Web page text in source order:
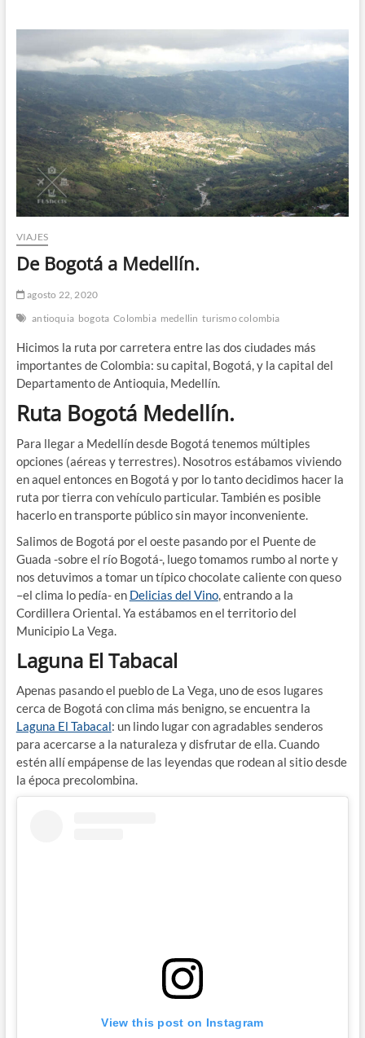
d
n
ú
VIAJES
De Bogotá a Medellín.
agosto 22, 2020
antioquia bogota Colombia medellin turismo colombia
Hicimos la ruta por carretera entre las dos ciudades más
importantes de Colombia: su capital, Bogotá, y la capital del
Departamento de Antioquia, Medellín.
Ruta Bogotá Medellín.
Para llegar a Medellín desde Bogotá tenemos múltiples
opciones (aéreas y terrestres). Nosotros estábamos viviendo
en aquel entonces en Bogotá y por lo tanto decidimos hacer la
ruta por tierra con vehículo particular. También es posible
hacerlo en transporte público sin mayor inconveniente.
Salimos de Bogotá por el oeste pasando por el Puente de
Guada -sobre el río Bogotá-, luego tomamos rumbo al norte y
nos detuvimos a tomar un típico chocolate caliente con queso
–el clima lo pedía- en Delicias del Vino, entrando a la
Cordillera Oriental. Ya estábamos en el territorio del
Municipio La Vega.
Laguna El Tabacal
Apenas pasando el pueblo de La Vega, uno de esos lugares
cerca de Bogotá con clima más benigno, se encuentra la
Laguna El Tabacal: un lindo lugar con agradables senderos
para acercarse a la naturaleza y disfrutar de ella. Cuando
estén allí empápense de las leyendas que rodean al sitio desde
la época precolombina.
View this post on Instagram